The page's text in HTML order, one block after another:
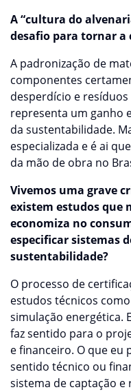
A “cultura do
desafio para tornar a
A padronização de
componentes
desperdício e
representa um ganho
da sustentabilidade.
especializada e é ai
da mão de obra no
Vivemos uma grave
existem estudos que
economiza no
especificar sistemas
sustentabilidade?
O processo de
estudos técnicos
simulação energética.
faz sentido para o
e financeiro. O que eu
sentido técnico ou
sistema de captação e